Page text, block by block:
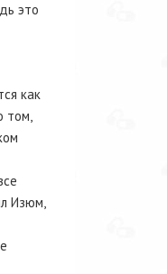
это
как
том,
Изюм,